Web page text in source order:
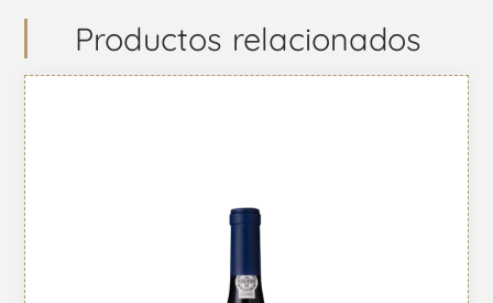
Productos relacionados